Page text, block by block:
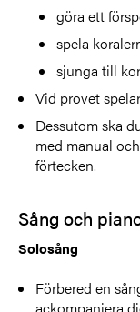
göra ett
spela
sjunga till
Vid provet
Dessutom ska
med manual
förtecken.
Sång och
Solosång
Förbered en